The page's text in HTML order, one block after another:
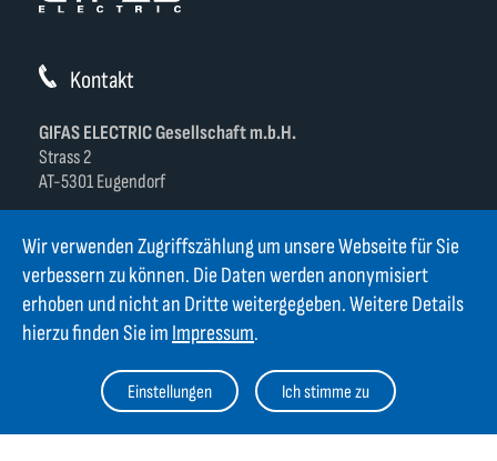
Kontakt
GIFAS ELECTRIC Gesellschaft m.b.H.
Strass 2
AT-5301 Eugendorf
DE
+49 8654 404 2000
verkauf@gifas.at
Newsletter
Bleiben Sie immer auf dem Laufenden. Jetzt Newsletter
abonnieren und über Neuigkeiten informiert werden.
Wir verwenden Zugriffszählung um unsere Webseite für Sie
verbessern zu können. Die Daten werden anonymisiert
erhoben und nicht an Dritte weitergegeben. Weitere Details
hierzu finden Sie im Impressum.
Einstellungen Ich stimme zu